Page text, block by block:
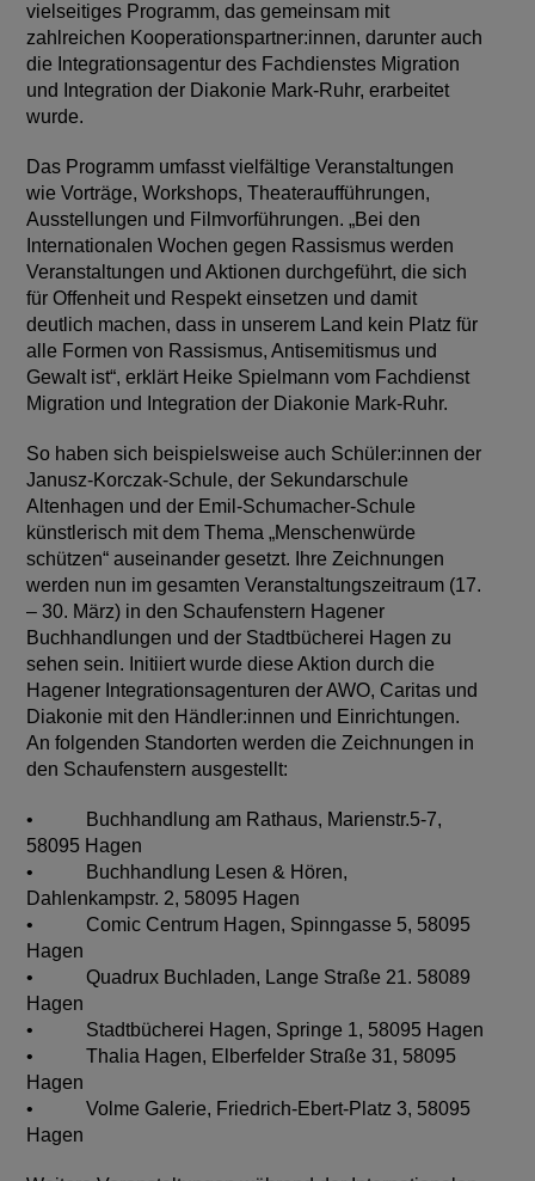
vielseitiges Programm, das gemeinsam mit
zahlreichen Kooperationspartner:innen, darunter auch
die Integrationsagentur des Fachdienstes Migration
und Integration der Diakonie Mark-Ruhr, erarbeitet
wurde.
Das Programm umfasst vielfältige Veranstaltungen
wie Vorträge, Workshops, Theateraufführungen,
Ausstellungen und Filmvorführungen. „Bei den
Internationalen Wochen gegen Rassismus werden
Veranstaltungen und Aktionen durchgeführt, die sich
für Offenheit und Respekt einsetzen und damit
deutlich machen, dass in unserem Land kein Platz für
alle Formen von Rassismus, Antisemitismus und
Gewalt ist“, erklärt Heike Spielmann vom Fachdienst
Migration und Integration der Diakonie Mark-Ruhr.
So haben sich beispielsweise auch Schüler:innen der
Janusz-Korczak-Schule, der Sekundarschule
Altenhagen und der Emil-Schumacher-Schule
künstlerisch mit dem Thema „Menschenwürde
schützen“ auseinander gesetzt. Ihre Zeichnungen
werden nun im gesamten Veranstaltungszeitraum (17.
– 30. März) in den Schaufenstern Hagener
Buchhandlungen und der Stadtbücherei Hagen zu
sehen sein. Initiiert wurde diese Aktion durch die
Hagener Integrationsagenturen der AWO, Caritas und
Diakonie mit den Händler:innen und Einrichtungen.
An folgenden Standorten werden die Zeichnungen in
den Schaufenstern ausgestellt:
• Buchhandlung am Rathaus, Marienstr.5-7,
58095 Hagen
• Buchhandlung Lesen & Hören,
Dahlenkampstr. 2, 58095 Hagen
• Comic Centrum Hagen, Spinngasse 5, 58095
Hagen
• Quadrux Buchladen, Lange Straße 21. 58089
Hagen
• Stadtbücherei Hagen, Springe 1, 58095 Hagen
• Thalia Hagen, Elberfelder Straße 31, 58095
Hagen
• Volme Galerie, Friedrich-Ebert-Platz 3, 58095
Hagen